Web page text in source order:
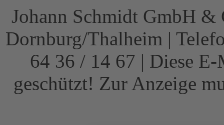
Johann Schmidt GmbH
Dornburg/Thalheim |
64 36 / 14 67 | Diese E-
geschützt! Zur Anzeige